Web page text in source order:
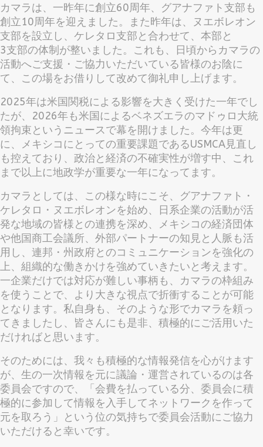
カマラは、一昨年に創立60周年、グアナファト支部も
創立10周年を迎えました。また昨年は、ヌエボレオン
支部を設立し、ケレタロ支部と合わせて、本部と
3支部の体制が整いました。これも、日頃からカマラの
活動へご支援・ご協力いただいている皆様のお陰に
て、この場をお借りして改めて御礼申し上げます。
2025年は米国関税による影響を大きく受けた一年でし
たが、2026年も米国によるベネズエラのマドゥロ大統
領拘束というニュースで幕を開けました。今年は更
に、メキシコにとっての重要課題であるUSMCA見直し
も控えており、政治と経済の不確実性が増す中、これ
まで以上に地政学が重要な一年になってます。
カマラとしては、この様な時にこそ、グアナファト・
ケレタロ・ヌエボレオンを始め、日系企業の活動が活
発な地域の皆様との連携を深め、メキシコの経済団体
や他国商工会議所、外部パートナーの知見と人脈も活
用し、連邦・州政府とのコミュニケーションを強化の
上、組織的な働きかけを強めていきたいと考えます。
一企業だけでは対応が難しい事柄も、カマラの枠組み
を使うことで、より大きな視点で折衝することが可能
となります。私自身も、そのような形でカマラを頼っ
てきましたし、皆さんにも是非、積極的にご活用いた
だければと思います。
そのためには、我々も積極的な情報発信を心がけます
が、生の一次情報を元に議論・運営されているのは各
委員会ですので、「会費を払っている分、委員会に積
極的に参加して情報を入手してネットワークを作って
元を取ろう」という位の気持ちで委員会活動にご協力
いただけると幸いです。